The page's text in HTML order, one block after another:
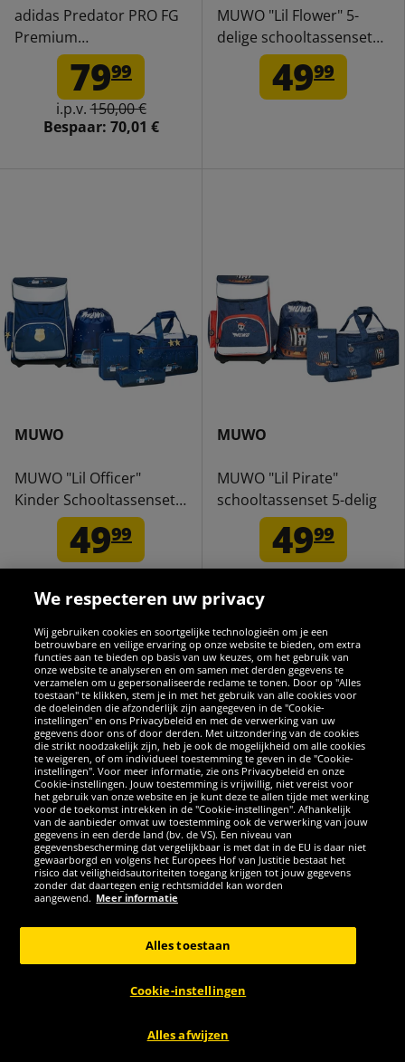
adidas Predator PRO FG
Premium
Voetbalschoenen ID3855
7999
i.p.v.150,00 €
Bespaar: 70,01 €
MUWO "Lil Flower" 5-
delige schooltassenset
voor kinderen
4999
MUWO
MUWO "Lil Officer"
Kinder Schooltassenset
5-delig. 4999
MUWO
MUWO "Lil Pirate"
schooltassenset 5-delig
4999
MUWO
MUWO "Lil Ninja"
schooltassenset 5-delig
4999
MUWO
Schooltassenset 5-delig
4999
We respecteren uw privacy
Wij gebruiken cookies en soortgelijke technologieën om je een
betrouwbare en veilige ervaring op onze website te bieden, om extra
functies aan te bieden op basis van uw keuzes, om het gebruik van
onze website te analyseren en om samen met derden gegevens te
verzamelen om u gepersonaliseerde reclame te tonen. Door op "Alles
toestaan" te klikken, stem je in met het gebruik van alle cookies voor
de doeleinden die afzonderlijk zijn aangegeven in de "Cookie-
instellingen" en ons Privacybeleid en met de verwerking van uw
gegevens door ons of door derden. Met uitzondering van de cookies
die strikt noodzakelijk zijn, heb je ook de mogelijkheid om alle cookies
te weigeren, of om individueel toestemming te geven in de "Cookie-
instellingen". Voor meer informatie, zie ons Privacybeleid en onze
Cookie-instellingen. Jouw toestemming is vrijwillig, niet vereist voor
het gebruik van onze website en je kunt deze te allen tijde met werking
voor de toekomst intrekken in de "Cookie-instellingen". Afhankelijk
van de aanbieder omvat uw toestemming ook de verwerking van jouw
gegevens in een derde land (bv. de VS). Een niveau van
gegevensbescherming dat vergelijkbaar is met dat in de EU is daar niet
gewaarborgd en volgens het Europees Hof van Justitie bestaat het
risico dat veiligheidsautoriteiten toegang krijgen tot jouw gegevens
zonder dat daartegen enig rechtsmiddel kan worden
aangewend. Meer informatie
Cookie-instellingen
Alles afwijzen
Alles toestaan